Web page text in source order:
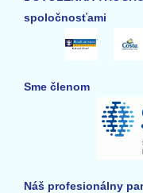
spoločnosťami
Sme členom
Náš profesionálny